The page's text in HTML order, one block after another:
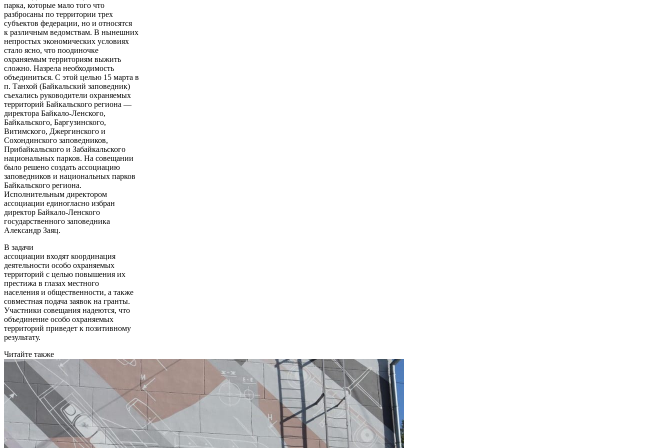
парка, которые мало того что
разбросаны по территории трех
субъектов федерации, но и относятся
к различным ведомствам. В нынешних
непростых экономических условиях
стало ясно, что поодиночке
охраняемым территориям выжить
сложно. Назрела необходимость
объединиться. С этой целью 15 марта в
п. Танхой (Байкальский заповедник)
съехались руководители охраняемых
территорий Байкальского региона —
директора Байкало-Ленского,
Байкальского, Баргузинского,
Витимского, Джергинского и
Сохондинского заповедников,
Прибайкальского и Забайкальского
национальных парков. На совещании
было решено создать ассоциацию
заповедников и национальных парков
Байкальского региона.
Исполнительным директором
ассоциации единогласно избран
директор Байкало-Ленского
государственного заповедника
Александр Заяц.
В задачи
ассоциации входят координация
деятельности особо охраняемых
территорий с целью повышения их
престижа в глазах местного
населения и общественности, а также
совместная подача заявок на гранты.
Участники совещания надеются, что
объединение особо охраняемых
территорий приведет к позитивному
результату.
Читайте также